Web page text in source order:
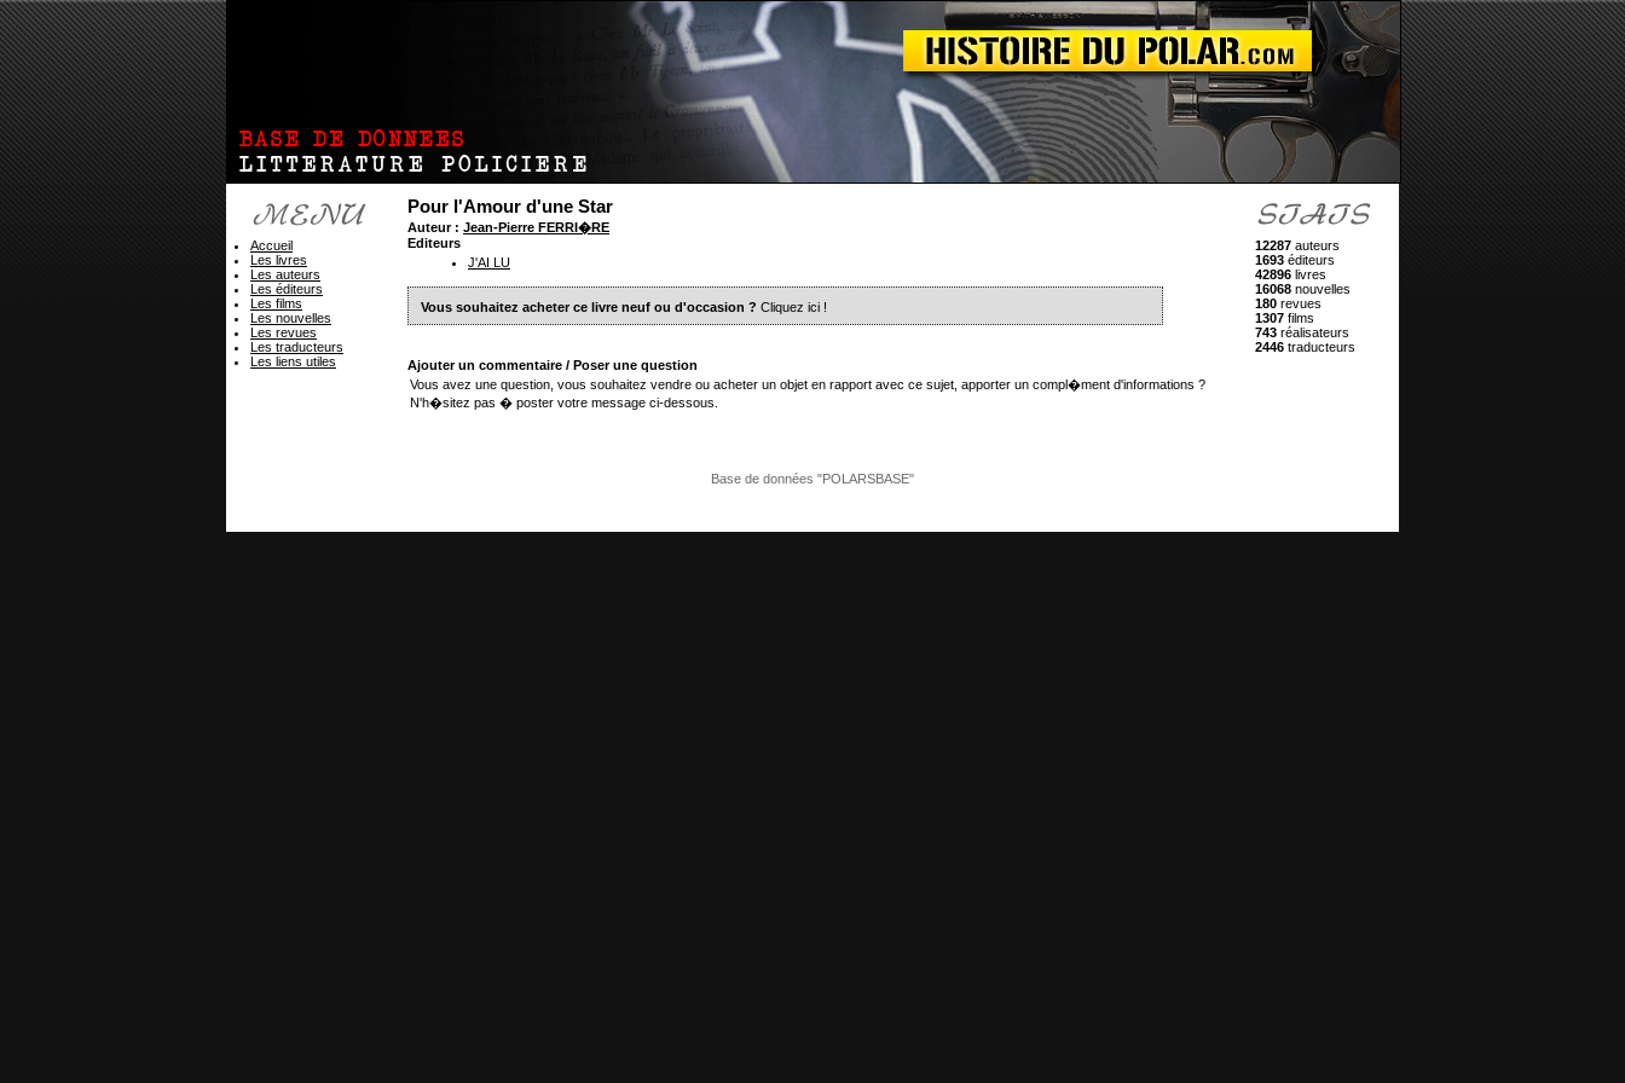
Pour l'Amour d'une Star
Auteur : Jean-Pierre FERRI�RE
Editeurs
J'AI LU
Vous souhaitez acheter ce livre neuf ou d'occasion ? Cliquez ici !
Ajouter un commentaire / Poser une question
Vous avez une question, vous souhaitez vendre ou acheter un objet en rapport avec ce sujet, apporter un compl�ment d'informations ?
N'h�sitez pas � poster votre message ci-dessous.
Accueil
Les livres
Les auteurs
Les éditeurs
Les films
Les nouvelles
Les revues
Les traducteurs
Les liens utiles
12287 auteurs
1693 éditeurs
42896 livres
16068 nouvelles
180 revues
1307 films
743 réalisateurs
2446 traducteurs
Base de données "POLARSBASE"